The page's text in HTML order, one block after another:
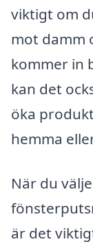
viktigt om
mot damm
kommer in
kan det
öka
hemma
När du
är det